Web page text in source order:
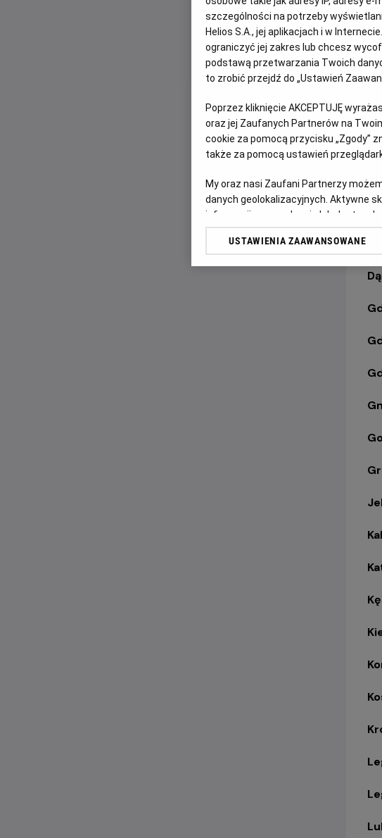
szczególności na potrzeby
Helios S.A., jej aplikacjach i w
ograniczyć jej zakres lub chcesz
podstawą przetwarzania Twoich
to zrobić przejdź do „Ustawień
Poprzez kliknięcie AKCEPTUJĘ
oraz jej Zaufanych Partnerów na
cookie za pomocą przycisku „Zgody”
także za pomocą ustawień
My oraz nasi Zaufani Partnerzy
danych geolokalizacyjnych. Aktywne
informacji na urządzeniu lub dostęp
odbiorców i ulepszanie usług.
USTAWIENIA ZAAWANSOWANE